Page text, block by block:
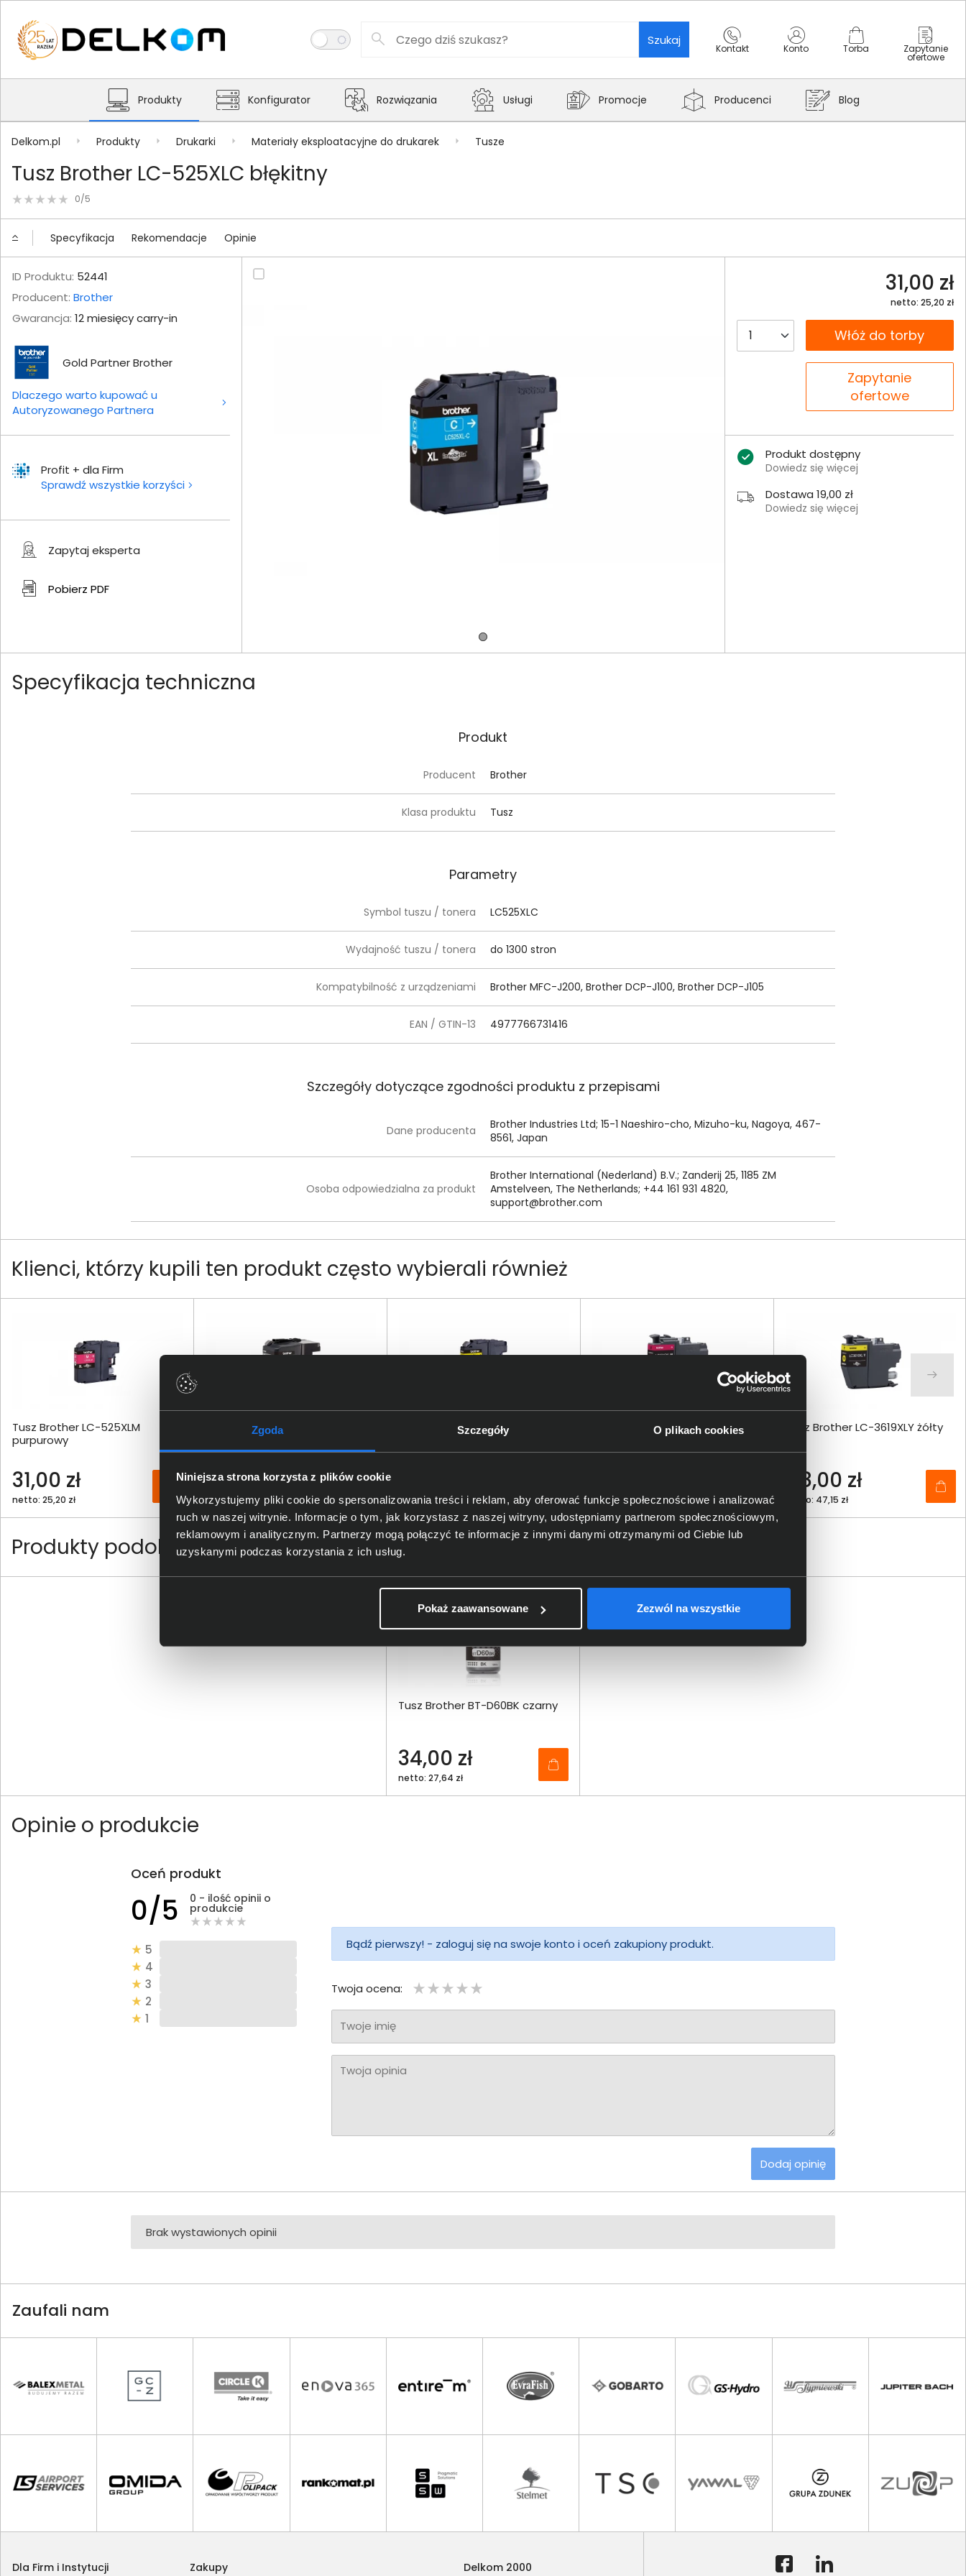
Zgoda Szczegóły O plikach cookies
Niniejsza strona korzysta z plików cookie
Wykorzystujemy pliki cookie do spersonalizowania treści i reklam, aby oferować funkcje społecznościowe i analizować
ruch w naszej witrynie. Informacje o tym, jak korzystasz z naszej witryny, udostępniamy partnerom społecznościowym,
reklamowym i analitycznym. Partnerzy mogą połączyć te informacje z innymi danymi otrzymanymi od Ciebie lub
uzyskanymi podczas korzystania z ich usług.
Pokaż zaawansowane Zezwól na wszystkie
Szukaj
Kontakt Konto Torba Zapytanie
ofertowe
Produkty Konfigurator Rozwiązania Usługi Promocje Producenci Blog
Delkom.pl Produkty Drukarki Materiały eksploatacyjne do drukarek Tusze
Tusz Brother LC-525XLC błękitny
0/5
Specyfikacja Rekomendacje Opinie
ID Produktu: 52441
Producent: Brother
Gwarancja: 12 miesięcy carry-in
Gold Partner Brother
Dlaczego warto kupować u
Autoryzowanego Partnera
Profit + dla Firm
Sprawdź wszystkie korzyści
Zapytaj eksperta
Pobierz PDF
31,00 zł
netto: 25,20 zł
__B2C.PRODUCT.QUANTITY
__B2C.PRODUCT.QUANTITY
Włóż do torby
Zapytanie
ofertowe
Produkt dostępny
Dowiedz się więcej
Dostawa 19,00 zł
Dowiedz się więcej
Specyfikacja techniczna
Produkt
Producent Brother
Klasa produktu Tusz
Parametry
Symbol tuszu / tonera LC525XLC
Wydajność tuszu / tonera do 1300 stron
Kompatybilność z urządzeniami Brother MFC-J200, Brother DCP-J100, Brother DCP-J105
EAN / GTIN-13 4977766731416
Szczegóły dotyczące zgodności produktu z przepisami
Dane producenta
Brother Industries Ltd; 15-1 Naeshiro-cho, Mizuho-ku, Nagoya, 467-
8561, Japan
Osoba odpowiedzialna za produkt
Brother International (Nederland) B.V.; Zanderij 25, 1185 ZM
Amstelveen, The Netherlands; +44 161 931 4820,
support@brother.com
Klienci, którzy kupili ten produkt często wybierali również
Tusz Brother LC-525XLM
purpurowy
31,00 zł
netto: 25,20 zł
Tusz Brother LC-529XLBK czarny
32,00 zł
netto: 26,02 zł
Tusz Brother LC-525XLY żółty
netto: 25,20 zł
Tusz Brother LC-3619XLM
netto: 47,15 zł
Tusz Brother LC-3619XLY żółty
58,00 zł
netto: 47,15 zł
Produkty podobne
Tusz Brother BT-D60BK czarny
34,00 zł
netto: 27,64 zł
Opinie o produkcie
Oceń produkt
0/5 0 - ilość opinii o
produkcie
5
4
3
2
1
Bądź pierwszy! - zaloguj się na swoje konto i oceń zakupiony produkt.
Twoja ocena:
Twoje imię
Twoja opinia
Dodaj opinię
Brak wystawionych opinii
Zaufali nam
Dla Firm i Instytucji Zakupy Delkom 2000